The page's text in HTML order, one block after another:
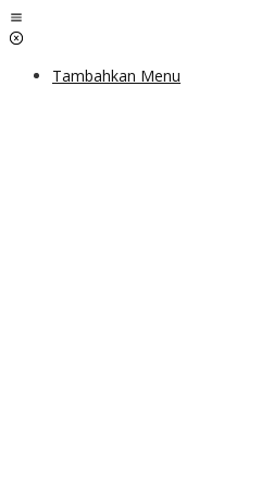
Lewati
ke
Tambahkan Menu